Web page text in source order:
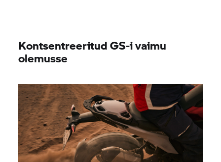
Kontsentreeritud GS-i vaimu
olemusse